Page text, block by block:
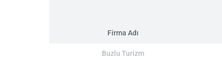
Firma Adı
Buzlu Turizm